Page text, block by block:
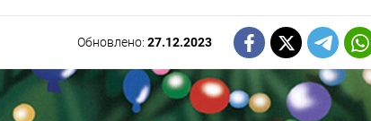
Обновлено:27.12.2023